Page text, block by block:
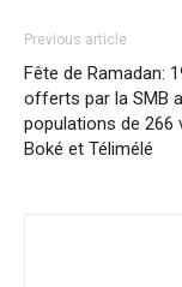
Previous article
Fête de Ramadan:
offerts par la SMB
populations de 266
Boké et Télimélé